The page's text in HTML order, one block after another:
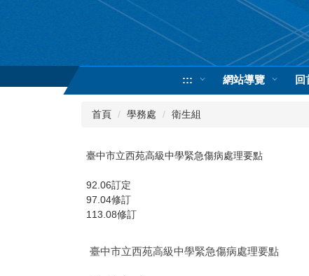
內
::: 網站導覽 回
首頁 學務處 衛生組
臺中市立西苑高級中學緊急傷病處理要點
92.06訂定
97.04修訂
113.08修訂
臺中市立西苑高級中學緊急傷病處理要點